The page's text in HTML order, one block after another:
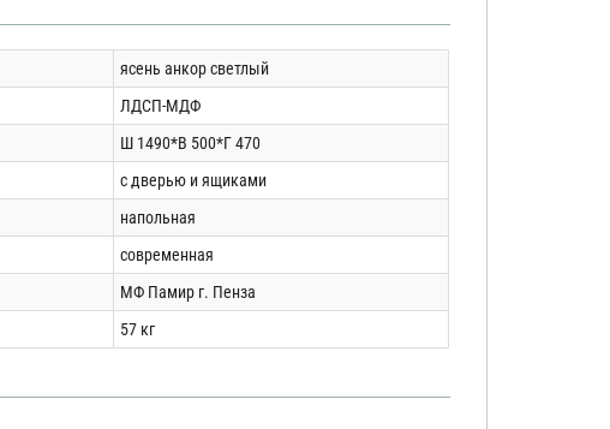
ясень анкор светлый
ЛДСП-МДФ
Ш 1490*В 500*Г 470
с дверью и ящиками
напольная
современная
МФ Памир г. Пенза
57 кг